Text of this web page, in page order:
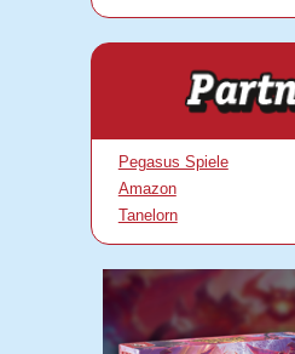
Pegasus Spiele
Amazon
Tanelorn